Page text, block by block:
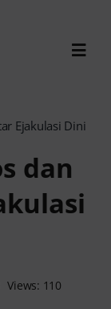
Ejakulasi Dini
dan
Views: 110